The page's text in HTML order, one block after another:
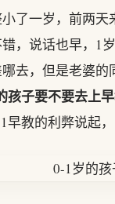
了一岁，前两
，说话也早，1
去，但是老婆
孩子要不要去上
教的利弊说起